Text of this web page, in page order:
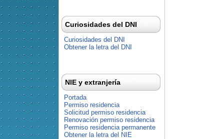
Curiosidades del DNI
Curiosidades del DNI
Obtener la letra del DNI
NIE y extranjería
Portada
Permiso residencia
Solicitud permiso residencia
Renovación permiso residencia
Permiso residencia permanente
Obtener la letra del NIE